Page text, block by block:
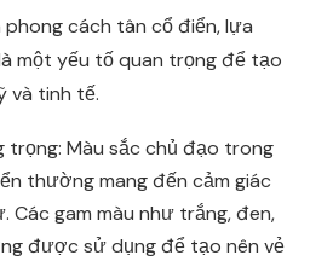
cách tân cổ điển, lựa
một yếu tố quan trọng để tạo
và tinh tế.
trọng: Màu sắc chủ đạo trong
thường mang đến cảm giác
Các gam màu như trắng, đen,
được sử dụng để tạo nên vẻ